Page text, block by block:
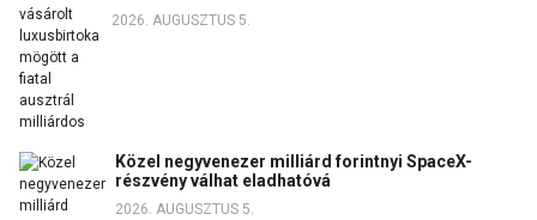
2026. AUGUSZTUS 5.
Közel negyvenezer milliárd forintnyi SpaceX-
részvény válhat eladhatóvá
2026. AUGUSZTUS 5.